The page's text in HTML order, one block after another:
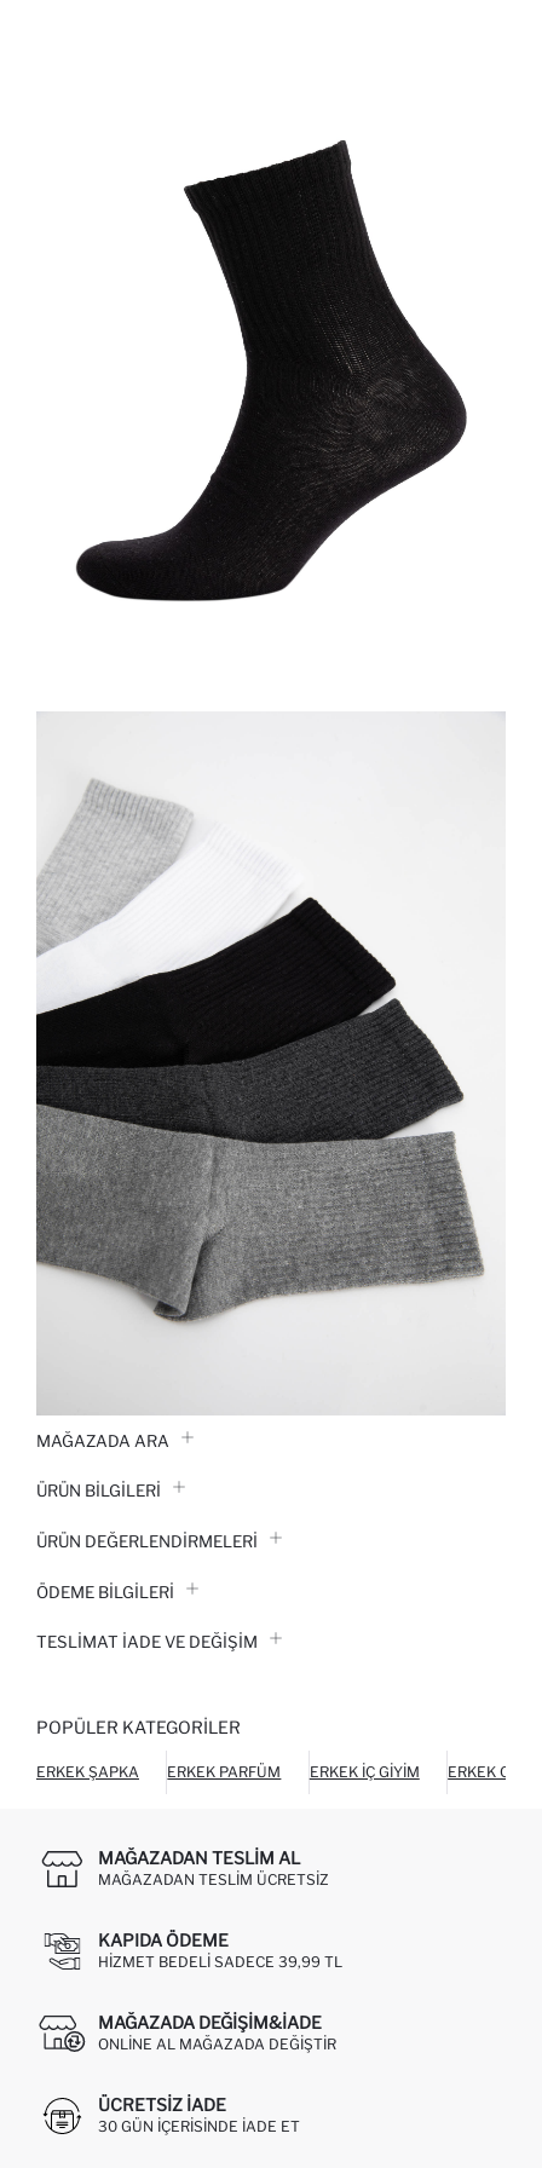
MAĞAZADA ARA
ÜRÜN BILGILERI
ÜRÜN DEĞERLENDİRMELERİ
ÖDEME BİLGİLERİ
TESLIMAT İADE VE DEĞIŞIM
POPÜLER KATEGORILER
ERKEK ŞAPKA ERKEK PARFÜM ERKEK İÇ GIYIM ERKEK
MAĞAZADAN TESLIM AL
MAĞAZADAN TESLIM ÜCRETSIZ
KAPIDA ÖDEME
HIZMET BEDELI SADECE 39,99 TL
MAĞAZADA DEĞIŞIM&İADE
ONLINE AL MAĞAZADA DEĞIŞTIR
ÜCRETSIZ IADE
30 GÜN IÇERISINDE IADE ET